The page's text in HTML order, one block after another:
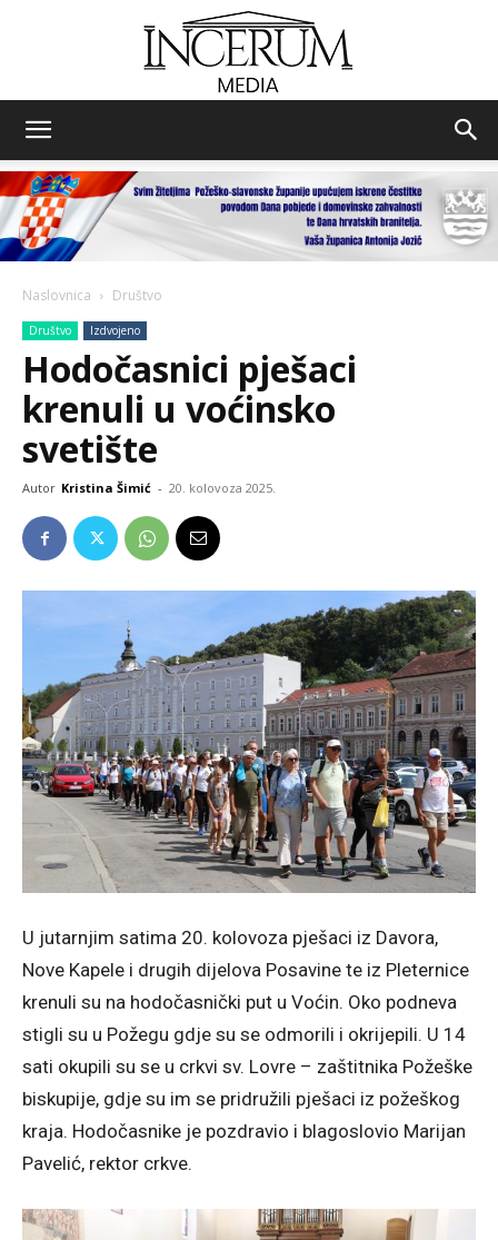
media
Naslovnica Društvo
Društvo Izdvojeno
Hodočasnici pješaci
krenuli u voćinsko
svetište
Autor Kristina Šimić - 20. kolovoza 2025.
U jutarnjim satima 20. kolovoza pješaci iz Davora,
Nove Kapele i drugih dijelova Posavine te iz Pleternice
krenuli su na hodočasnički put u Voćin. Oko podneva
stigli su u Požegu gdje su se odmorili i okrijepili. U 14
sati okupili su se u crkvi sv. Lovre – zaštitnika Požeške
biskupije, gdje su im se pridružili pješaci iz požeškog
kraja. Hodočasnike je pozdravio i blagoslovio Marijan
Pavelić, rektor crkve.